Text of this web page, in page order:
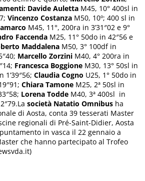
Davide Auletta M45, 10° 400sl in
Vincenzo Costanza M50, 10º; 400 sl in
M45, 11°, 200ra in 3’31″02 e 9°
Faccenda M25, 11° 50do in 42″56 e
Maddalena M50, 3° 100df in
Marcello Zorzini M40, 4° 200ra in
Francesca Boggione M30, 13° 50sl in
Claudia Cogno U25, 1° 50do in
Chiara Tamone M25, 2ª 50sl in
Lorena Todde M40, 3ª 400sl in
società Natatio Omnibus ha
di Aosta, conta 39 tesserati Master
regionali di Pré-Saint-Didier, Aosta
in vasca il 22 gennaio a
che hanno partecipato al Trofeo